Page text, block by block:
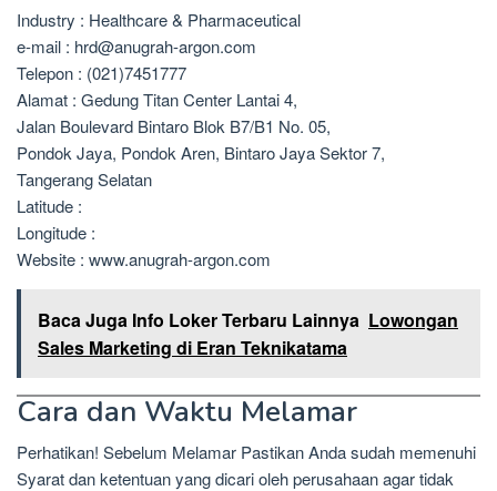
Industry : Healthcare & Pharmaceutical
e-mail : hrd@anugrah-argon.com
Telepon : (021)7451777
Alamat : Gedung Titan Center Lantai 4,
Jalan Boulevard Bintaro Blok B7/B1 No. 05,
Pondok Jaya, Pondok Aren, Bintaro Jaya Sektor 7,
Tangerang Selatan
Latitude :
Longitude :
Website : www.anugrah-argon.com
Baca Juga Info Loker Terbaru Lainnya Lowongan
Sales Marketing di Eran Teknikatama
Cara dan Waktu Melamar
Perhatikan! Sebelum Melamar Pastikan Anda sudah memenuhi
Syarat dan ketentuan yang dicari oleh perusahaan agar tidak